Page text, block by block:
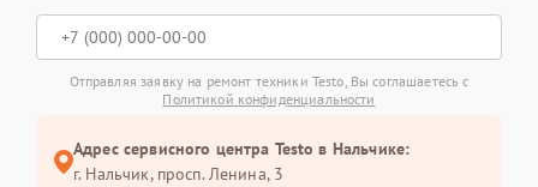
Отправляя заявку на ремонт техники Testo, Вы соглашаетесь с
Политикой конфиденциальности
Адрес сервисного центра Testo в Нальчике:
г. Нальчик, просп. Ленина, 3